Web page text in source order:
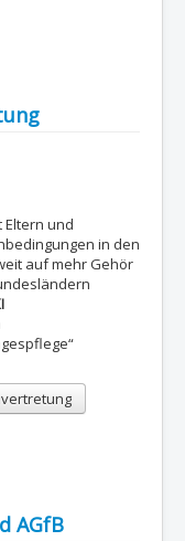
Eltern und
in den
auf mehr Gehör
AGfB